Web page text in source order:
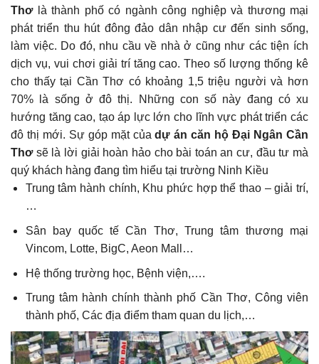
Thơlà thành phố có ngành công nghiệp và thương mại
phát triển thu hút đông đảo dân nhập cư đến sinh sống,
làm việc. Do đó, nhu cầu về nhà ở cũng như các tiện ích
dịch vụ, vui chơi giải trí tăng cao. Theo số lượng thống kê
cho thấy tại Cần Thơ có khoảng 1,5 triệu người và hơn
70% là sống ở đô thị. Những con số này đang có xu
hướng tăng cao, tạo áp lực lớn cho lĩnh vực phát triển các
đô thị mới. Sự góp mặt củadự án căn hộ Đại Ngân Cần
Thơsẽ là lời giải hoàn hảo cho bài toán an cư, đầu tư mà
quý khách hàng đang tìm hiểu tại trường Ninh Kiều
Trung tâm hành chính, Khu phức hợp thể thao – giải trí,
…
Sân bay quốc tế Cần Thơ, Trung tâm thương mại
Vincom, Lotte, BigC, Aeon Mall…
Hệ thống trường học, Bệnh viện,….
Trung tâm hành chính thành phố Cần Thơ, Công viên
thành phố, Các địa điểm tham quan du lịch,…